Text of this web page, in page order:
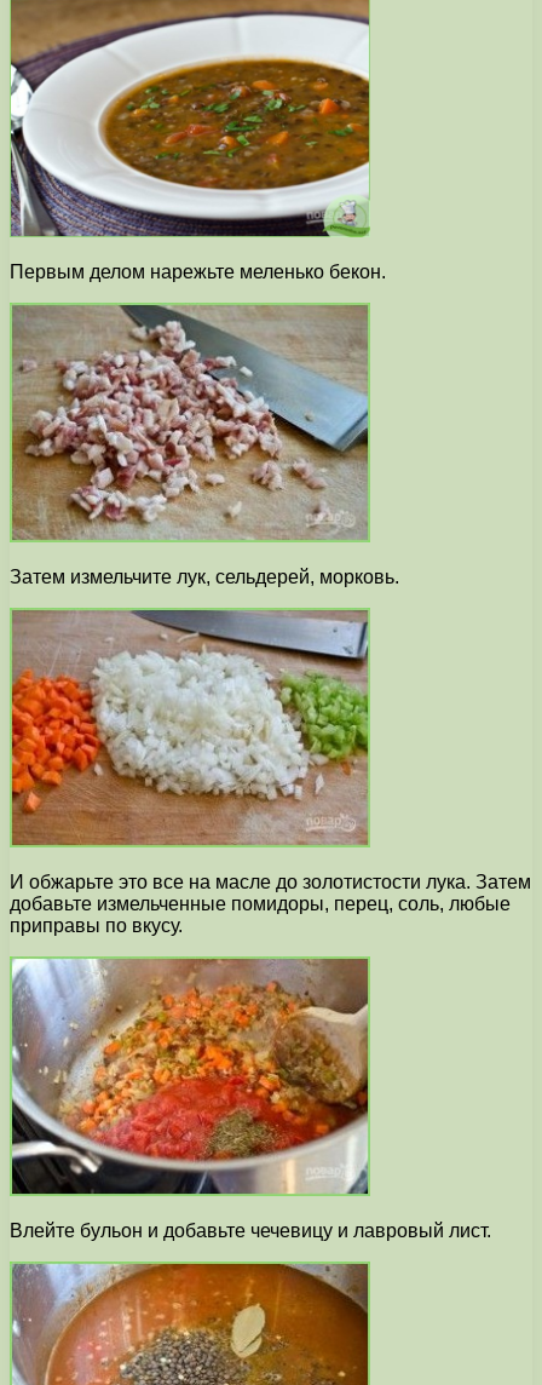
Первым делом нарежьте меленько бекон.
Затем измельчите лук, сельдерей, морковь.
И обжарьте это все на масле до золотистости лука. Затем
добавьте измельченные помидоры, перец, соль, любые
приправы по вкусу.
Влейте бульон и добавьте чечевицу и лавровый лист.